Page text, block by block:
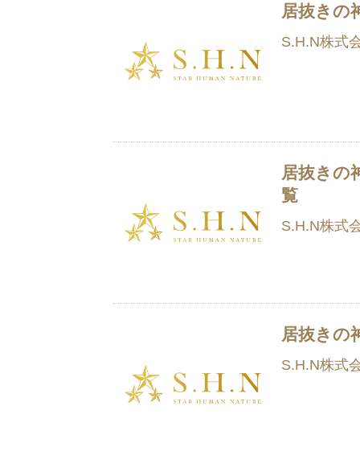
居抜きの
S.H.N株式
居抜きの
覧
S.H.N株式
居抜きの
S.H.N株式